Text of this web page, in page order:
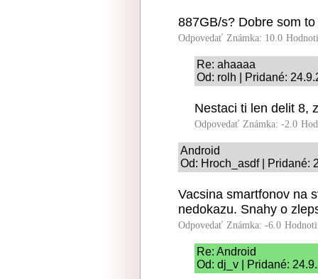
887GB/s? Dobre som
Odpovedať Známka: 10.0
Re: ahaaaa
Od: rolh | Pridané:
Nestaci ti len delit 8,
Odpovedať Známka: -2.0
Android
Od: Hroch_asdf | Pridané:
Vacsina smartfonov na
nedokazu. Snahy o
Odpovedať Známka: -6.0
Re: Android
Od: dj_v | Pridané: